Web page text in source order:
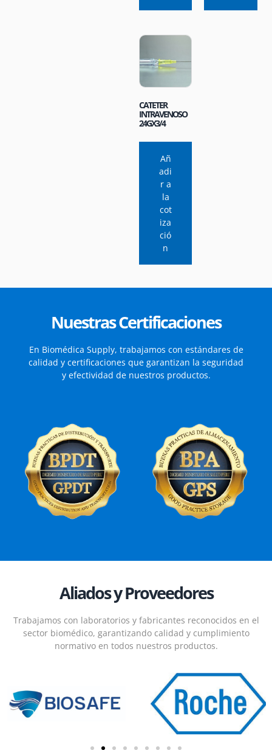
CATETER
INTRAVENOSO
24GX3/4
Añ
adi
r a
la
cot
iza
ció
n
Nuestras Certificaciones
En Biomédica Supply, trabajamos con estándares de
calidad y certificaciones que garantizan la seguridad
y efectividad de nuestros productos.
Aliados y Proveedores
Trabajamos con laboratorios y fabricantes reconocidos en el
sector biomédico, garantizando calidad y cumplimiento
normativo en todos nuestros productos.